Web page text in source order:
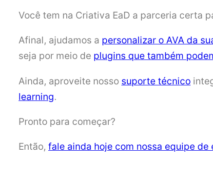
Você tem na Criativa EaD a parceria certa
Afinal, ajudamos a personalizar o AVA da
seja por meio de plugins que também
Ainda, aproveite nosso suporte técnico
learning.
Pronto para começar?
Então, fale ainda hoje com nossa equipe de